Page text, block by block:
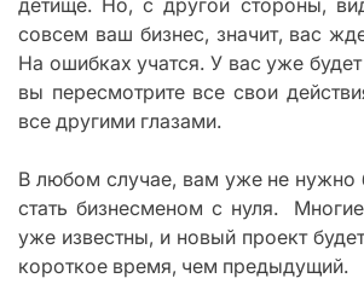
детище. Но, с другой стороны,
совсем ваш бизнес, значит, вас
На ошибках учатся. У вас уже
вы пересмотрите все свои
все другими глазами.
В любом случае, вам уже не нужно
стать бизнесменом с нуля.
уже известны, и новый проект
короткое время, чем предыдущий.